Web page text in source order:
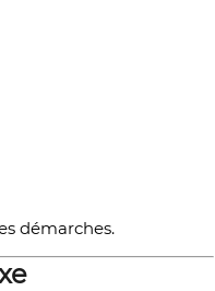
démarches.